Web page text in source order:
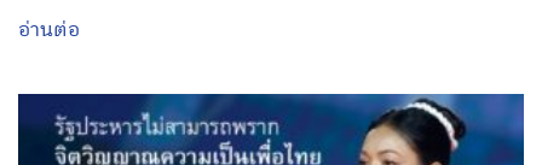
อ่านต่อ